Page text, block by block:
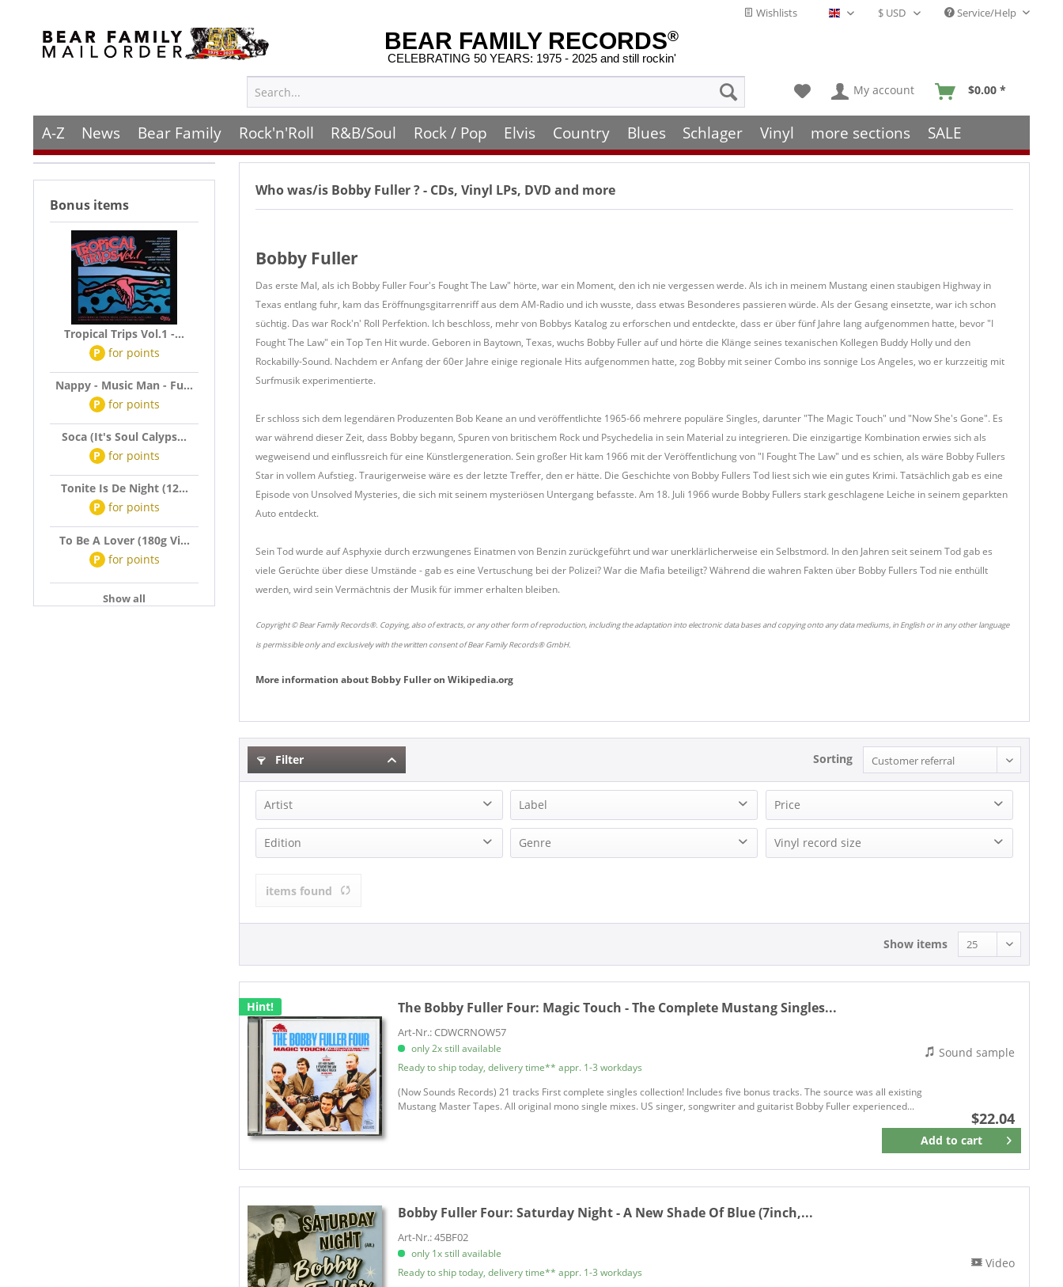
Wishlists English - EN Service/Help
BEAR FAMILY RECORDS®
CELEBRATING 50 YEARS: 1975 - 2025 and still rockin'
My account $0.00 *
A-Z News Bear Family Rock'n'Roll R&B/Soul Rock / Pop Elvis Country Blues Schlager Vinyl more sections SALE
Bonus items
Tropical Trips Vol.1 -...
P for points
Nappy - Music Man - Fu...
P for points
Soca (It's Soul Calyps...
P for points
Tonite Is De Night (12...
P for points
To Be A Lover (180g Vi...
P for points
Show all
Who was/is Bobby Fuller? - CDs, Vinyl LPs, DVD and more
Bobby Fuller
Das erste Mal, als ich Bobby Fuller Four's Fought The Law" hörte, war ein Moment, den ich nie vergessen werde. Als ich in meinem Mustang einen staubigen Highway in
Texas entlang fuhr, kam das Eröffnungsgitarrenriff aus dem AM-Radio und ich wusste, dass etwas Besonderes passieren würde. Als der Gesang einsetzte, war ich schon
süchtig. Das war Rock'n' Roll Perfektion. Ich beschloss, mehr von Bobbys Katalog zu erforschen und entdeckte, dass er über fünf Jahre lang aufgenommen hatte, bevor "I
Fought The Law" ein Top Ten Hit wurde. Geboren in Baytown, Texas, wuchs Bobby Fuller auf und hörte die Klänge seines texanischen Kollegen Buddy Holly und den
Rockabilly-Sound. Nachdem er Anfang der 60er Jahre einige regionale Hits aufgenommen hatte, zog Bobby mit seiner Combo ins sonnige Los Angeles, wo er kurzzeitig mit
Surfmusik experimentierte.
Er schloss sich dem legendären Produzenten Bob Keane an und veröffentlichte 1965-66 mehrere populäre Singles, darunter "The Magic Touch" und "Now She's Gone". Es
war während dieser Zeit, dass Bobby begann, Spuren von britischem Rock und Psychedelia in sein Material zu integrieren. Die einzigartige Kombination erwies sich als
wegweisend und einflussreich für eine Künstlergeneration. Sein großer Hit kam 1966 mit der Veröffentlichung von "I Fought The Law" und es schien, als wäre Bobby Fullers
Star in vollem Aufstieg. Traurigerweise wäre es der letzte Treffer, den er hätte. Die Geschichte von Bobby Fullers Tod liest sich wie ein gutes Krimi. Tatsächlich gab es eine
Episode von Unsolved Mysteries, die sich mit seinem mysteriösen Untergang befasste. Am 18. Juli 1966 wurde Bobby Fullers stark geschlagene Leiche in seinem geparkten
Auto entdeckt.
Sein Tod wurde auf Asphyxie durch erzwungenes Einatmen von Benzin zurückgeführt und war unerklärlicherweise ein Selbstmord. In den Jahren seit seinem Tod gab es
viele Gerüchte über diese Umstände - gab es eine Vertuschung bei der Polizei? War die Mafia beteiligt? Während die wahren Fakten über Bobby Fullers Tod nie enthüllt
werden, wird sein Vermächtnis der Musik für immer erhalten bleiben.
Copyright © Bear Family Records®. Copying, also of extracts, or any other form of reproduction, including the adaptation into electronic data bases and copying onto any data mediums, in English or in any other language
is permissible only and exclusively with the written consent of Bear Family Records® GmbH.
More information about Bobby Fulleron Wikipedia.org
Filter Sorting
Artist
Bobby Fuller Four (1)
The Bobby Fuller Four (1)
Label
Custom Pressing (1)
Now Sounds (1)
Price
22.04 - 22.04
23.33 - 23.33
Edition Genre Vinyl record size
items found
Show items
Hint! The Bobby Fuller Four: Magic Touch - The Complete Mustang Singles...
Art-Nr.: CDWCRNOW57
only 2x still available
Ready to ship today, delivery time** appr. 1-3 workdays
(Now Sounds Records) 21 tracks First complete singles collection! Includes five bonus tracks. The source was all existing
Mustang Master Tapes. All original mono single mixes. US singer, songwriter and guitarist Bobby Fuller experienced...
$22.04
Add to cart
Remember
Sound sample
Bobby Fuller Four:Saturday Night - A New Shade Of Blue (7inch,...
Art-Nr.: 45BF02
only 1x still available
Ready to ship today, delivery time** appr. 1-3 workdays
Video